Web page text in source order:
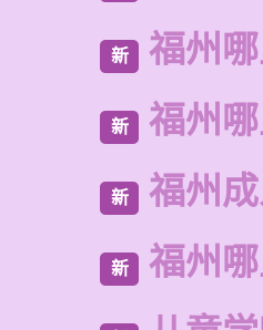
新 福州
新 福州
新 福州
新 福州